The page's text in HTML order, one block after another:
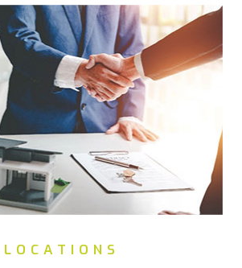
appartements, nous proposons nos
locative efficace à Pont-Saint-Martin
LOCATIONS